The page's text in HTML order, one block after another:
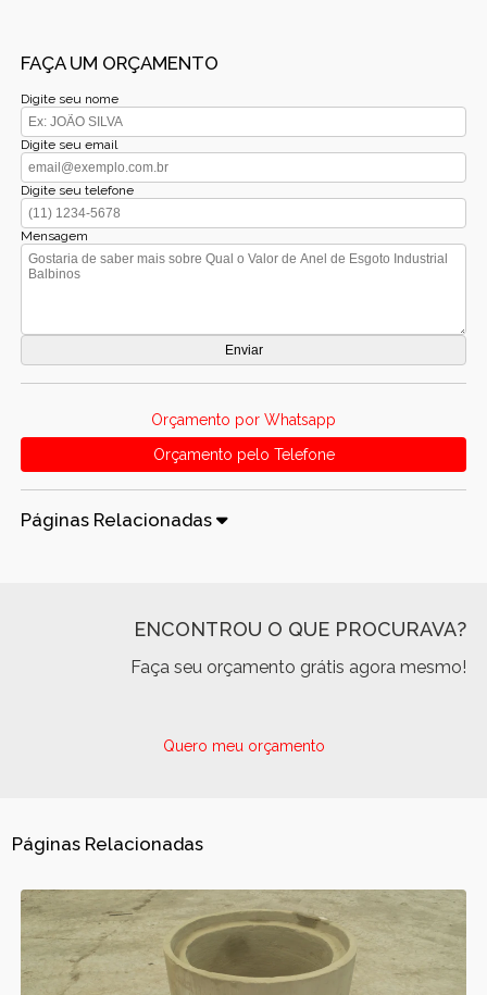
FAÇA UM ORÇAMENTO
Digite seu nome
Digite seu email
Digite seu telefone
Mensagem
Orçamento por Whatsapp
Orçamento pelo Telefone
Páginas Relacionadas
ENCONTROU O QUE PROCURAVA?
Faça seu orçamento grátis agora mesmo!
Quero meu orçamento
Páginas Relacionadas